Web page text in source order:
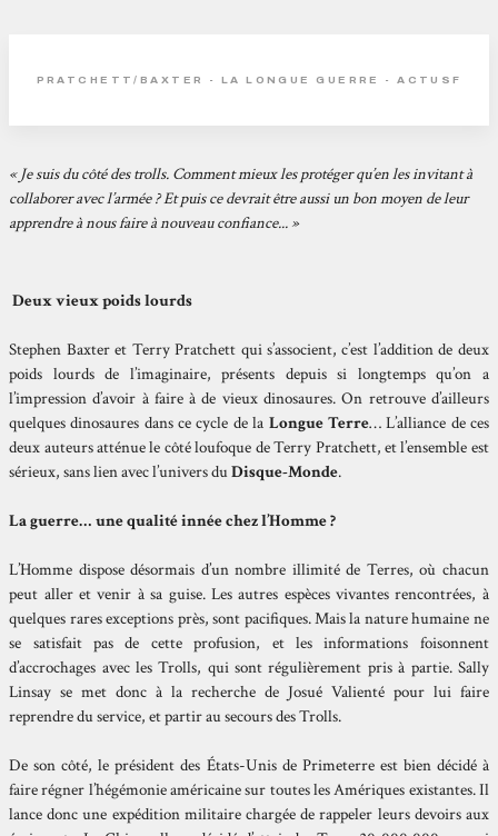
PRATCHETT/BAXTER - LA LONGUE GUERRE - ACTUSF
« Je suis du côté des trolls. Comment mieux les protéger qu’en les invitant à
collaborer avec l’armée ? Et puis ce devrait être aussi un bon moyen de leur
apprendre à nous faire à nouveau confiance... »
Deux vieux poids lourds
Stephen Baxter et Terry Pratchett qui s’associent, c’est l’addition de deux
poids lourds de l’imaginaire, présents depuis si longtemps qu’on a
l’impression d’avoir à faire à de vieux dinosaures. On retrouve d’ailleurs
quelques dinosaures dans ce cycle de la Longue Terre… L’alliance de ces
deux auteurs atténue le côté loufoque de Terry Pratchett, et l’ensemble est
sérieux, sans lien avec l’univers duDisque-Monde.
La guerre… une qualité innée chez l’Homme ?
L’Homme dispose désormais d’un nombre illimité de Terres, où chacun
peut aller et venir à sa guise. Les autres espèces vivantes rencontrées, à
quelques rares exceptions près, sont pacifiques. Mais la nature humaine ne
se satisfait pas de cette profusion, et les informations foisonnent
d’accrochages avec les Trolls, qui sont régulièrement pris à partie. Sally
Linsay se met donc à la recherche de Josué Valienté pour lui faire
reprendre du service, et partir au secours des Trolls.
De son côté, le président des États-Unis de Primeterre est bien décidé à
faire régner l’hégémonie américaine sur toutes les Amériques existantes. Il
lance donc une expédition militaire chargée de rappeler leurs devoirs aux